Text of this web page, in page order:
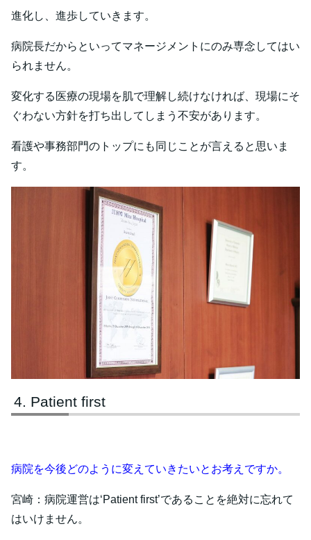
進化し、進歩していきます。
病院長だからといってマネージメントにのみ専念してはい
られません。
変化する医療の現場を肌で理解し続けなければ、現場にそ
ぐわない方針を打ち出してしまう不安があります。
看護や事務部門のトップにも同じことが言えると思いま
す。
Patient first
病院を今後どのように変えていきたいとお考えですか。
宮崎：病院運営は‘Patient first’であることを絶対に忘れて
はいけません。